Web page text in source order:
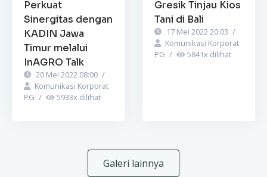
Perkuat
Sinergitas dengan
KADIN Jawa
Timur melalui
InAGRO Talk
20 Mei 2022 08:00 /
Komunikasi Korporat
PG / 5933x dilihat
Gresik Tinjau Kios
Tani di Bali
17 Mei 2022 20:03 /
Komunikasi Korporat
PG / 5841x dilihat
Galeri lainnya